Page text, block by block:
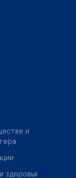
и
здоровья